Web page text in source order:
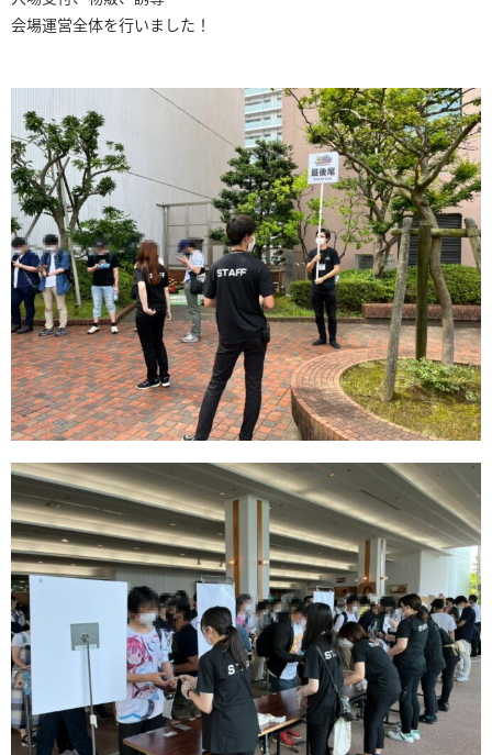
会場運営全体を行いました！